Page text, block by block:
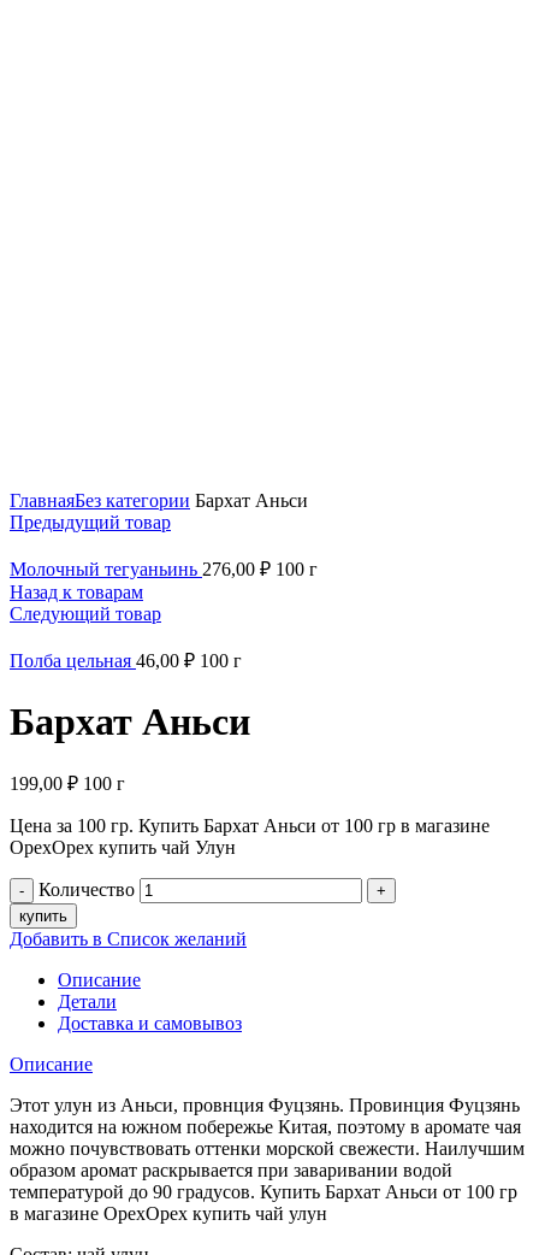
ГлавнаяБез категории Бархат Аньси
Предыдущий товар
Молочный тегуаньинь 276,00 ₽ 100 г
Назад к товарам
Следующий товар
Полба цельная 46,00 ₽ 100 г
Бархат Аньси
199,00 ₽ 100 г
Цена за 100 гр. Купить Бархат Аньси от 100 гр в магазине
ОрехОрех купить чай Улун
Количество
купить
Добавить в Список желаний
Описание
Детали
Доставка и самовывоз
Описание
Этот улун из Аньси, провнция Фуцзянь. Провинция Фуцзянь
находится на южном побережье Китая, поэтому в аромате чая
можно почувствовать оттенки морской свежести. Наилучшим
образом аромат раскрывается при заваривании водой
температурой до 90 градусов. Купить Бархат Аньси от 100 гр
в магазине ОрехОрех купить чай улун